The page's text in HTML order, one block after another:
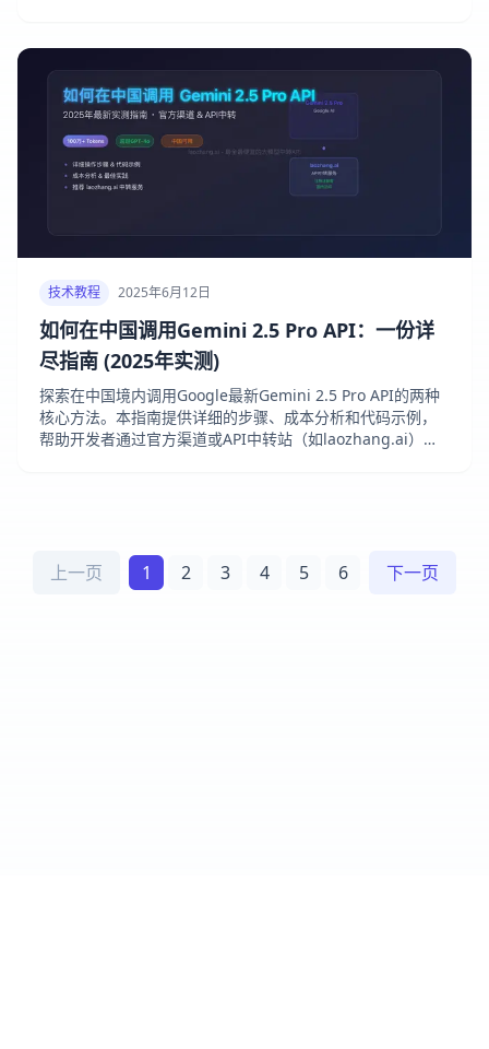
技术教程 2025年6月12日
如何在中国调用Gemini 2.5 Pro API：一份详
尽指南 (2025年实测)
探索在中国境内调用Google最新Gemini 2.5 Pro API的两种
核心方法。本指南提供详细的步骤、成本分析和代码示例，
帮助开发者通过官方渠道或API中转站（如laozhang.ai）轻
上一页 1 2 3 4 5 6 下一页